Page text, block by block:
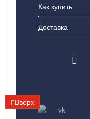
Вверх
Как купить
Доставка